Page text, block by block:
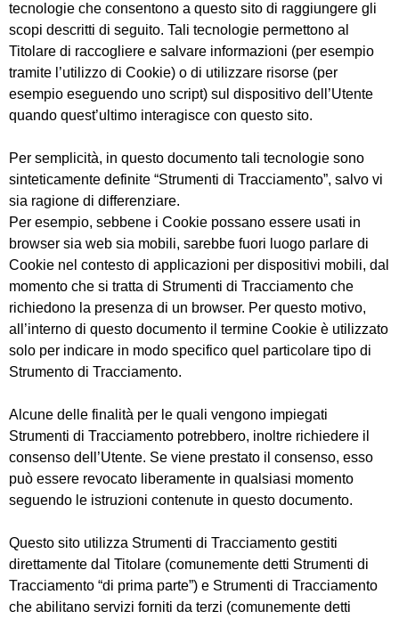
tecnologie che consentono a questo sito di raggiungere gli
scopi descritti di seguito. Tali tecnologie permettono al
Titolare di raccogliere e salvare informazioni (per esempio
tramite l’utilizzo di Cookie) o di utilizzare risorse (per
esempio eseguendo uno script) sul dispositivo dell’Utente
quando quest’ultimo interagisce con questo sito.
Per semplicità, in questo documento tali tecnologie sono
sinteticamente definite “Strumenti di Tracciamento”, salvo vi
sia ragione di differenziare.
Per esempio, sebbene i Cookie possano essere usati in
browser sia web sia mobili, sarebbe fuori luogo parlare di
Cookie nel contesto di applicazioni per dispositivi mobili, dal
momento che si tratta di Strumenti di Tracciamento che
richiedono la presenza di un browser. Per questo motivo,
all’interno di questo documento il termine Cookie è utilizzato
solo per indicare in modo specifico quel particolare tipo di
Strumento di Tracciamento.
Alcune delle finalità per le quali vengono impiegati
Strumenti di Tracciamento potrebbero, inoltre richiedere il
consenso dell’Utente. Se viene prestato il consenso, esso
può essere revocato liberamente in qualsiasi momento
seguendo le istruzioni contenute in questo documento.
Questo sito utilizza Strumenti di Tracciamento gestiti
direttamente dal Titolare (comunemente detti Strumenti di
Tracciamento “di prima parte”) e Strumenti di Tracciamento
che abilitano servizi forniti da terzi (comunemente detti